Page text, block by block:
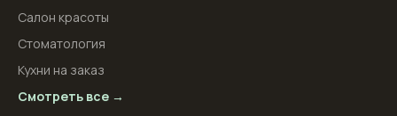
Салон красоты
Стоматология
Кухни на заказ
Смотреть все →